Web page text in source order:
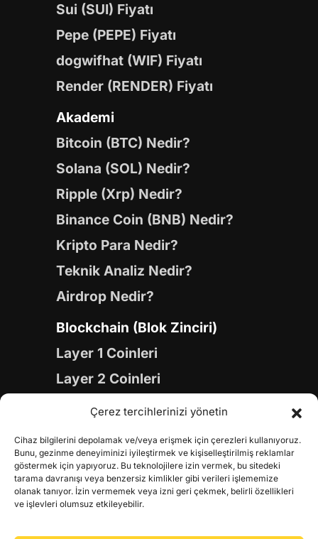
Çerez tercihlerinizi yönetin
Cihaz bilgilerini depolamak ve/veya erişmek için çerezleri kullanıyoruz.
Bunu, gezinme deneyiminizi iyileştirmek ve kişiselleştirilmiş reklamlar
göstermek için yapıyoruz. Bu teknolojilere izin vermek, bu sitedeki
tarama davranışı veya benzersiz kimlikler gibi verileri işlememize
olanak tanıyor. İzin vermemek veya izni geri çekmek, belirli özellikleri
ve işlevleri olumsuz etkileyebilir.
Sui (SUI) Fiyatı
Pepe (PEPE) Fiyatı
dogwifhat (WIF) Fiyatı
Render (RENDER) Fiyatı
Akademi
Bitcoin (BTC) Nedir?
Solana (SOL) Nedir?
Ripple (Xrp) Nedir?
Binance Coin (BNB) Nedir?
Kripto Para Nedir?
Teknik Analiz Nedir?
Airdrop Nedir?
Blockchain (Blok Zinciri)
Layer 1 Coinleri
Layer 2 Coinleri
Yapay Zeka (AI) Coinleri
Gaming Coinleri
RWA Coinleri
DeFi Coinleri
DePIN Coinleri